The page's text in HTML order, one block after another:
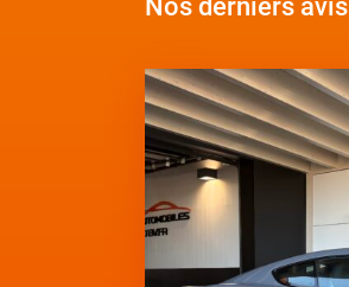
Nos derniers avis